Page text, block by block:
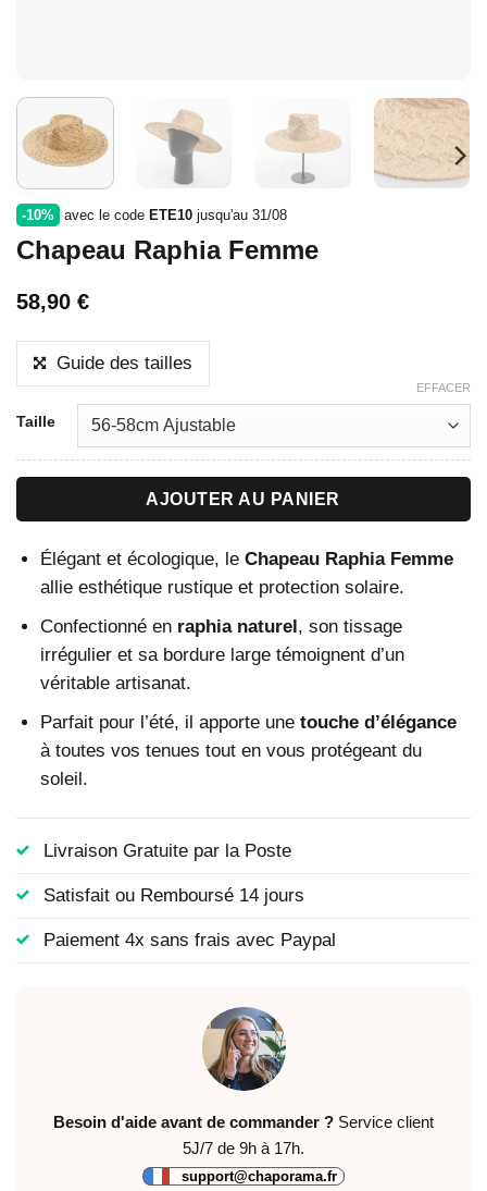
-10% avec le code ETE10 jusqu'au 31/08
Chapeau Raphia Femme
58,90 €
Guide des tailles
Taille
EFFACER
AJOUTER AU PANIER
Élégant et écologique, le Chapeau Raphia Femme
allie esthétique rustique et protection solaire.
Confectionné en raphia naturel, son tissage
irrégulier et sa bordure large témoignent d’un
véritable artisanat.
Parfait pour l’été, il apporte une touche d’élégance
à toutes vos tenues tout en vous protégeant du
soleil.
Livraison Gratuite par la Poste
Satisfait ou Remboursé 14 jours
Paiement 4x sans frais avec Paypal
Besoin d'aide avant de commander ? Service client
5J/7 de 9h à 17h.
support@chaporama.fr